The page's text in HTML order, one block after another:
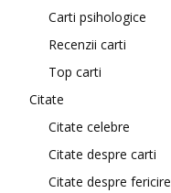
Carti psihologice
Recenzii carti
Top carti
Citate
Citate celebre
Citate despre carti
Citate despre fericire